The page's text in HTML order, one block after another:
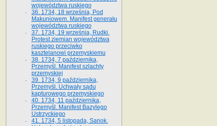
województwa ruskiego
36. 1734, 18 września, Pod
Makuniowem. Manifest generału
województwa ruskiego
37. 1734, 19 września, Rudki.
Protest ziemian województwa
ruskiego przeciwko
kasztelanowi przemyskiemu
38. 1734, 7 października,
Przemyśl. Manifest szlachty
przemyskiej
39. 1734, 9 października,
Przemyśl. Uchwały sądu
kapturowego przemyskiego
40. 1734, 11 października,
Przemyśl. Manifest Bazylego
Ustrzyckiego
41. 1734, 5 listopada, Sanok.